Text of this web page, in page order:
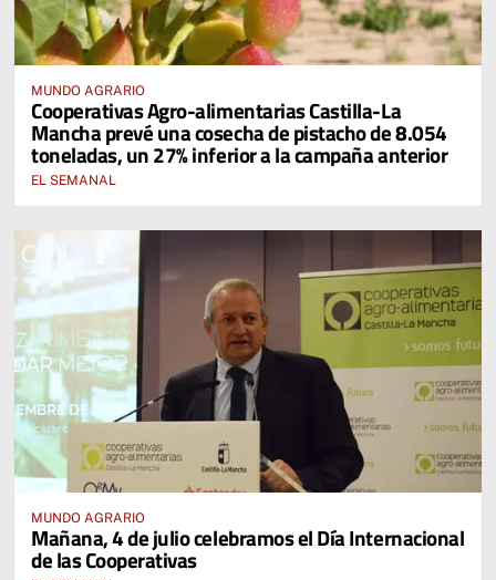
MUNDO AGRARIO
Cooperativas Agro-alimentarias Castilla-La
Mancha prevé una cosecha de pistacho de 8.054
toneladas, un 27% inferior a la campaña anterior
EL SEMANAL
MUNDO AGRARIO
Mañana, 4 de julio celebramos el Día Internacional
de las Cooperativas